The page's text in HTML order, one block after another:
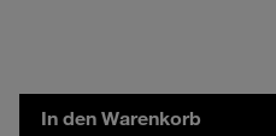
In den Warenkorb